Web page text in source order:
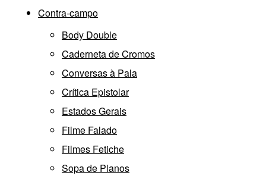
Contra-campo
Body Double
Caderneta de Cromos
Conversas à Pala
Crítica Epistolar
Estados Gerais
Filme Falado
Filmes Fetiche
Sopa de Planos